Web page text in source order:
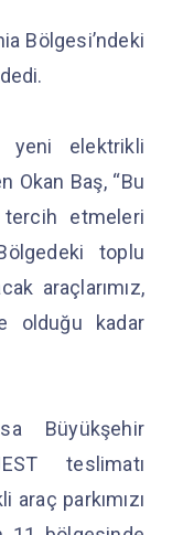
Bölgesi’ndeki
yeni elektrikli
Okan Baş, “Bu
tercih etmeleri
toplu
araçlarımız,
olduğu kadar
Büyükşehir
teslimatı
parkımızı